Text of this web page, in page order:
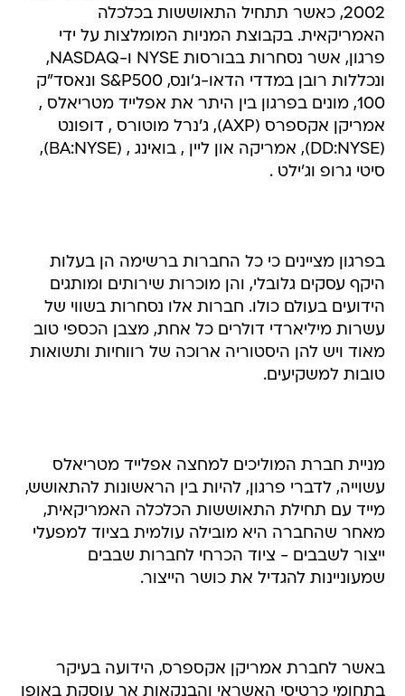
2002, כאשר תתחיל התאוששות בכלכלה
האמריקאית. בקבוצת המניות המומלצות על ידי
פרגון, אשר נסחרות בבורסות NYSE ו-NASDAQ,
ונכללות רובן במדדי הדאו-ג'ונס, S&P500 ונאסד"ק
100, מונים בפרגון בין היתר את אפלייד מטריאלס ,
אמריקן אקספרס (AXP), ג'נרל מוטורס , דופונט
(DD:NYSE), אמריקה און ליין , בואינג , (BA:NYSE),
סיטי גרופ וג'ילט .
בפרגון מציינים כי כל החברות ברשימה הן בעלות
היקף עסקים גלובלי, והן מוכרות שירותים ומותגים
הידועים בעולם כולו. חברות אלו נסחרות בשווי של
עשרות מיליארדי דולרים כל אחת, מצבן הכספי טוב
מאוד ויש להן היסטוריה ארוכה של רווחיות ותשואות
טובות למשקיעים.
מניית חברת המוליכים למחצה אפלייד מטריאלס
עשוייה, לדברי פרגון, להיות בין הראשונות להתאושש,
מייד עם תחילת התאוששות הכלכלה האמריקאית,
מאחר שהחברה היא מובילה עולמית בציוד למפעלי
ייצור לשבבים - ציוד הכרחי לחברות שבבים
שמעוניינות להגדיל את כושר הייצור.
באשר לחברת אמריקן אקספרס, הידועה בעיקר
בתחומי כרטיסי האשראי והבנקאות אך עוסקת באופן